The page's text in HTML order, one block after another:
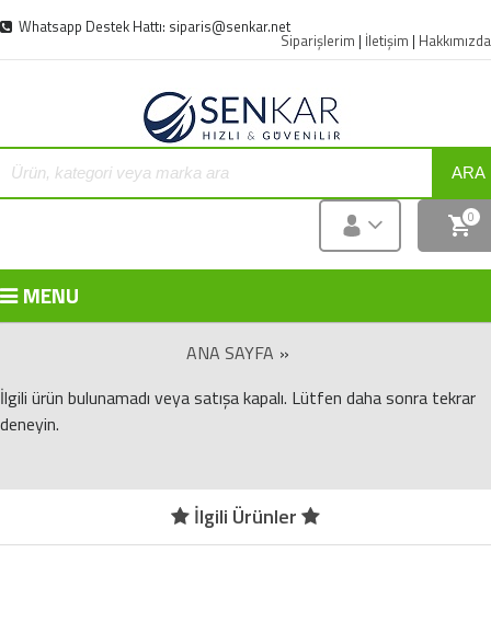
Whatsapp Destek Hattı: siparis@senkar.net
Siparişlerim | İletişim | Hakkımızda
ARA
0
MENU
ANA SAYFA »
İlgili ürün bulunamadı veya satışa kapalı. Lütfen daha sonra tekrar
deneyin.
İlgili Ürünler